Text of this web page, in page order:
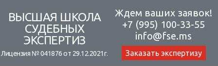
content
ВЫСШАЯ ШКОЛА
СУДЕБНЫХ
ЭКСПЕРТИЗ
Лицензия № 041876 от 29.12.2021г.
Ждем ваших заявок!
+7 (995) 100-33-55
info@fse.ms
Заказать экспертизу